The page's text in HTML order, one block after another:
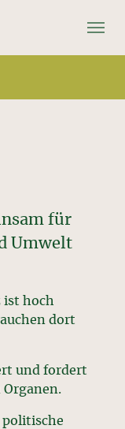
für
Umwelt
hoch
dort
und fordert
politische